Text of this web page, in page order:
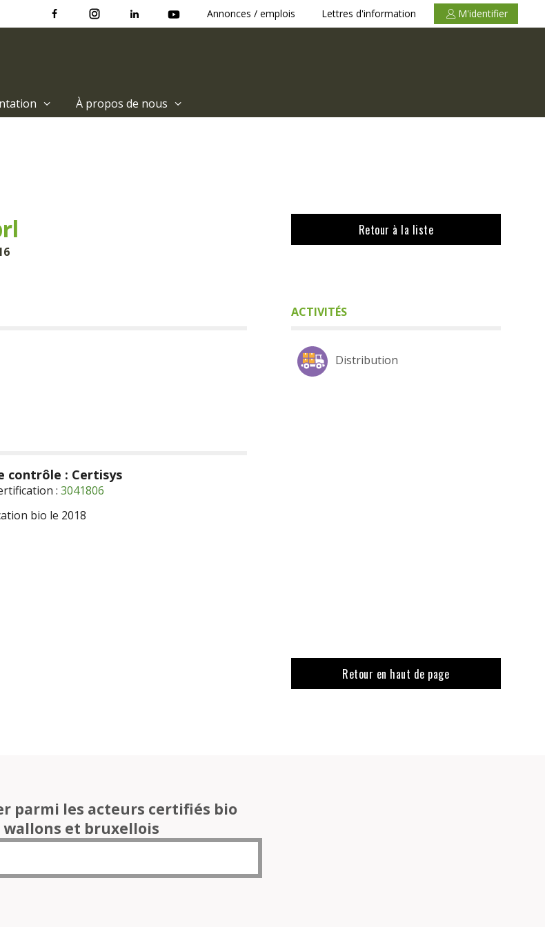
Annonces / emplois Lettres d'information M'identifier
À propos de nous
contrôle : Certisys
: 3041806
bio le 2018
Retour à la liste
ACTIVITÉS
Distribution
Retour en haut de page
parmi les acteurs certifiés bio
wallons et bruxellois